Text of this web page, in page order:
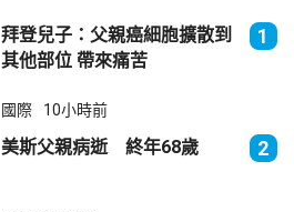
拜登兒子：父親癌細胞擴散到
其他部位 帶來痛苦
1
國際 10小時前
美斯父親病逝 終年68歲 2